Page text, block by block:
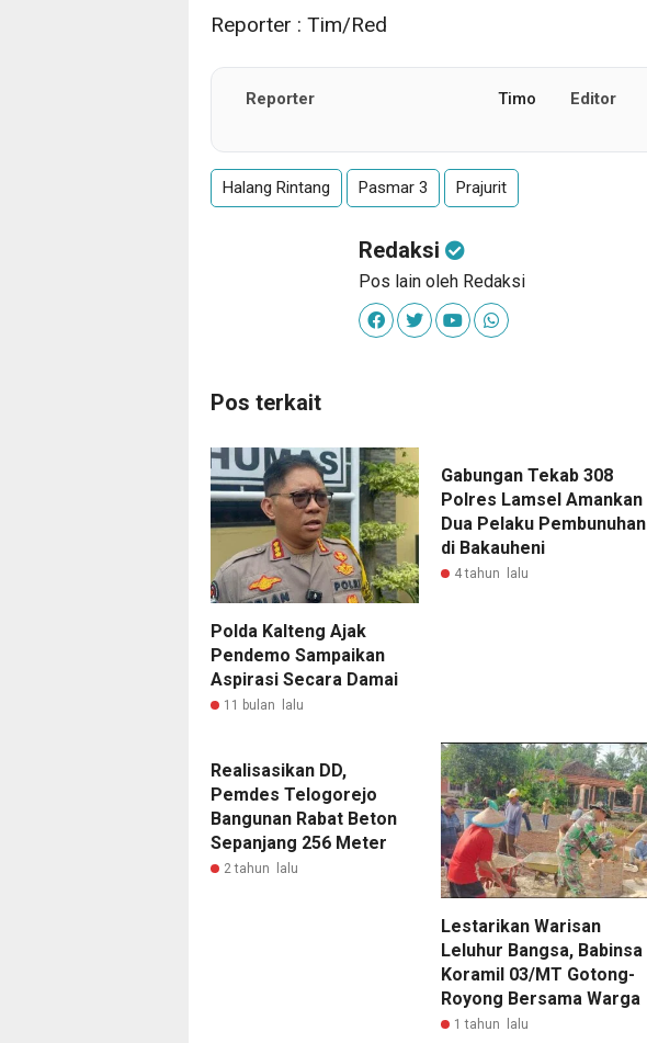
Reporter : Tim/Red
Reporter Timo Editor
Halang Rintang Pasmar 3 Prajurit
Redaksi
Pos lain oleh Redaksi
Pos terkait
Polda Kalteng Ajak
Pendemo Sampaikan
Aspirasi Secara Damai
11 bulan lalu
Gabungan Tekab 308
Polres Lamsel Amankan
Dua Pelaku Pembunuhan
di Bakauheni
4 tahun lalu
Realisasikan DD,
Pemdes Telogorejo
Bangunan Rabat Beton
Sepanjang 256 Meter
2 tahun lalu
Lestarikan Warisan
Leluhur Bangsa, Babinsa
Koramil 03/MT Gotong-
Royong Bersama Warga
1 tahun lalu